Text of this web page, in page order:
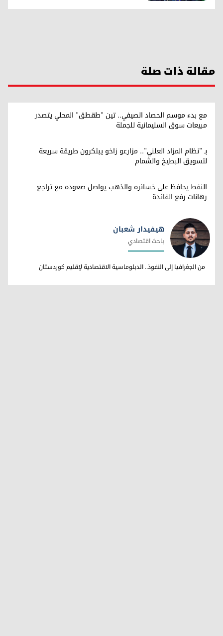
مقالة ذات صلة
مع بدء موسم الحصاد الصيفي.. تين "طقطق" المحلي يتصدر
مبيعات سوق السليمانية للجملة
بـ "نظام المزاد العلني".. مزارعو زاخو يبتكرون طريقة سريعة
لتسويق البطيخ والشمام
النفط يحافظ على خسائره والذهب يواصل صعوده مع تراجع
رهانات رفع الفائدة
هيفيدار شعبان
هيفيدار شعبان
باحث اقتصادي
من الجغرافيا إلى النفوذ.. الدبلوماسية الاقتصادية لإقليم كوردستان